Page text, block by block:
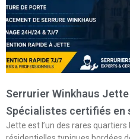
Serrurier Winkhaus Jette
Spécialistes certifiés en
Jette est l’un des rares